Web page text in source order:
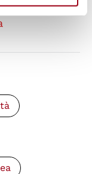
d'inchiesta